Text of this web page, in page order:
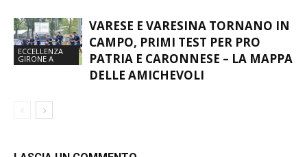
ECCELLENZA
GIRONE A
VARESE E VARESINA TORNANO IN
CAMPO, PRIMI TEST PER PRO
PATRIA E CARONNESE – LA MAPPA
DELLE AMICHEVOLI